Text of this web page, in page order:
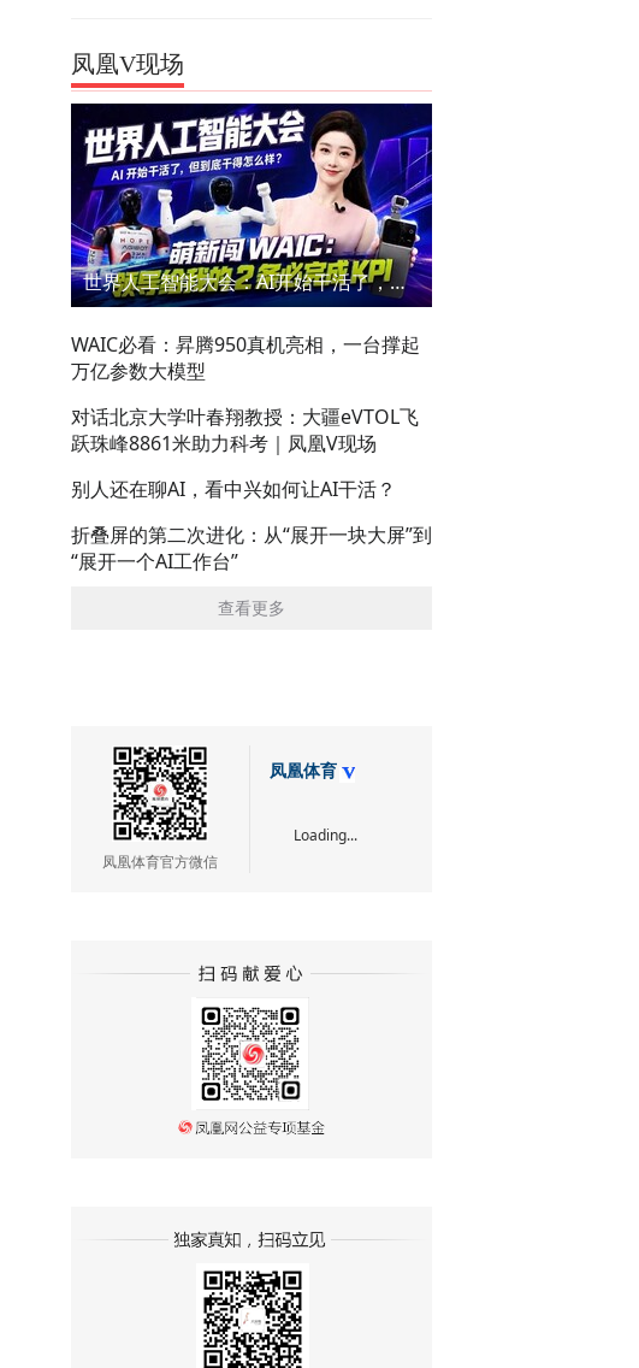
凤凰V现场
世界人工智能大会：AI开始干活了，但到底干的怎么样？萌新闯WAIC
WAIC必看：昇腾950真机亮相，一台撑起
万亿参数大模型
对话北京大学叶春翔教授：大疆eVTOL飞
跃珠峰8861米助力科考｜凤凰V现场
别人还在聊AI，看中兴如何让AI干活？
折叠屏的第二次进化：从“展开一块大屏”到
“展开一个AI工作台”
查看更多
凤凰体育官方微信
凤凰体育
Loading...